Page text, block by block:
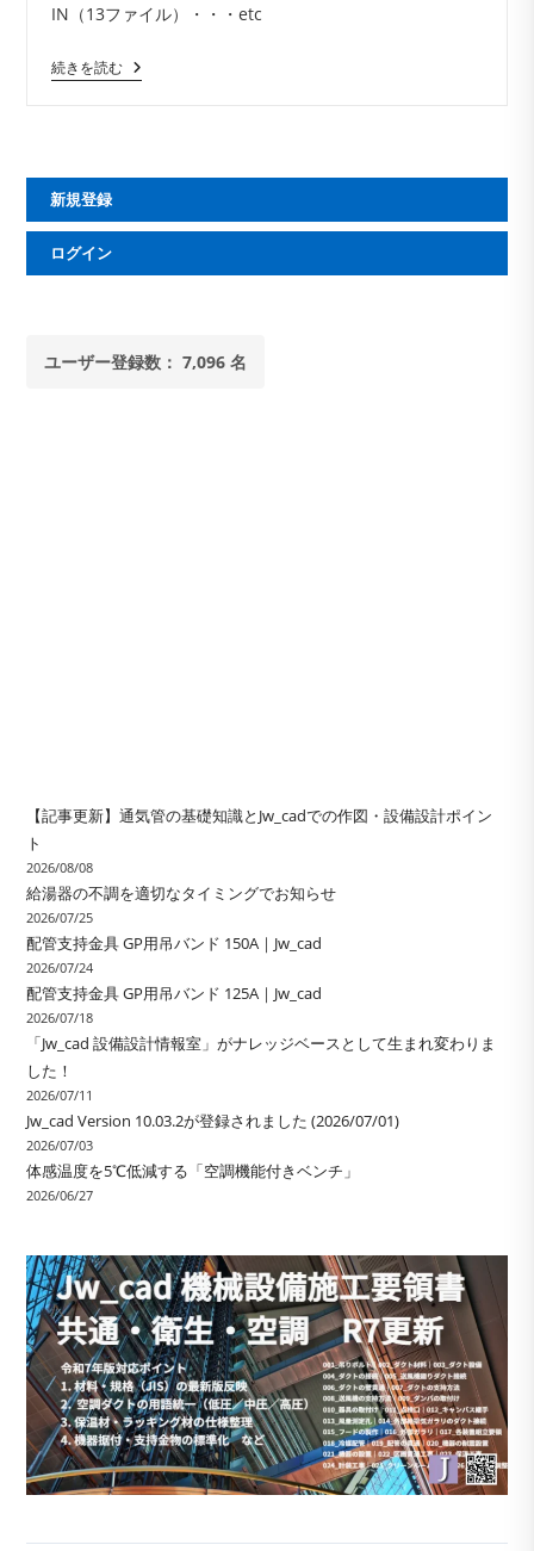
IN（13ファイル）・・・etc
続きを読むJw_cad
設
本
ッ
ト
新規登録
ログイン
ユーザー登録数： 7,096 名
【記事更新】通気管の基礎知識とJw_cadでの作図・設備設計ポイン
ト
2026/08/08
給湯器の不調を適切なタイミングでお知らせ
2026/07/25
配管支持金具 GP用吊バンド 150A｜Jw_cad
2026/07/24
配管支持金具 GP用吊バンド 125A｜Jw_cad
2026/07/18
「Jw_cad 設備設計情報室」がナレッジベースとして生まれ変わりま
した！
2026/07/11
Jw_cad Version 10.03.2が登録されました (2026/07/01)
2026/07/03
体感温度を5℃低減する「空調機能付きベンチ」
2026/06/27